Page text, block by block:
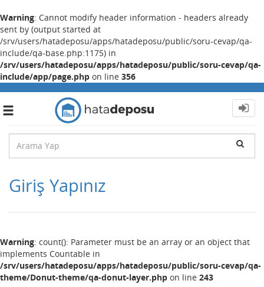
Warning: Cannot modify header information - headers already
sent by (output started at
/srv/users/hatadeposu/apps/hatadeposu/public/soru-cevap/qa-
include/qa-base.php:1175) in
/srv/users/hatadeposu/apps/hatadeposu/public/soru-cevap/qa-
include/app/page.php on line 356
Toggle
Giriş Yapınız
Warning: count(): Parameter must be an array or an object that
implements Countable in
/srv/users/hatadeposu/apps/hatadeposu/public/soru-cevap/qa-
theme/Donut-theme/qa-donut-layer.php on line 243